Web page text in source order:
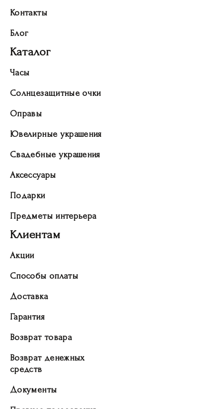
Контакты
Блог
Каталог
Часы
Солнцезащитные очки
Оправы
Ювелирные украшения
Свадебные украшения
Аксессуары
Подарки
Предметы интерьера
Клиентам
Акции
Способы оплаты
Доставка
Гарантия
Возврат товара
Возврат денежных
средств
Документы